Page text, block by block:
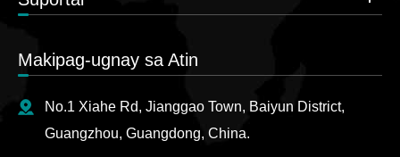
Makipag-ugnay sa Atin
No.1 Xiahe Rd, Jianggao Town, Baiyun District,
Guangzhou, Guangdong, China.